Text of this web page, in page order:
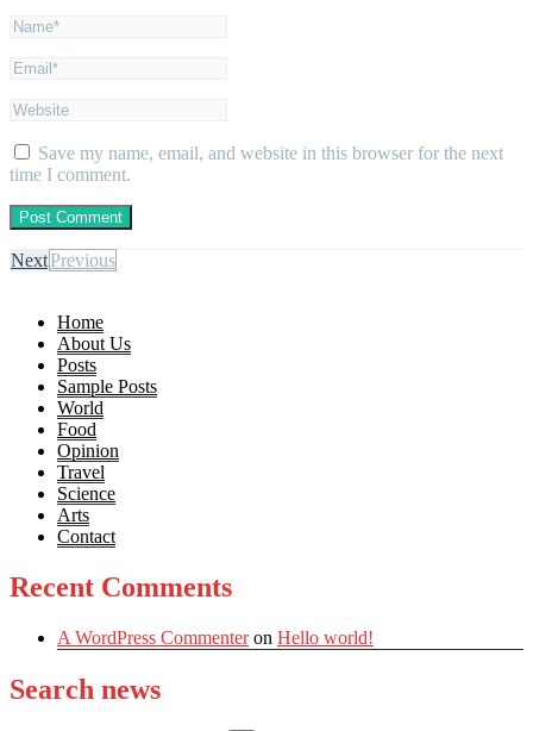
Save my name, email, and website in this browser for the next
time I comment.
NextPrevious
Home
About Us
Posts
Sample Posts
World
Food
Opinion
Travel
Science
Arts
Contact
Recent Comments
A WordPress Commenteron Hello world!
Search news